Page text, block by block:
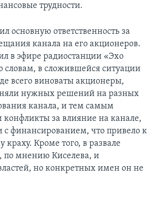
трудности.
основную ответственность за
канала на его акционеров.
в эфире радиостанции «Эхо
словам, в сложившейся ситуации
всего виноваты акционеры,
нужных решений на разных
канала, и тем самым
конфликты за влияние на канале,
с финансированием, что привело к
краху. Кроме того, в развале
по мнению Киселева, и
но конкретных имен он не